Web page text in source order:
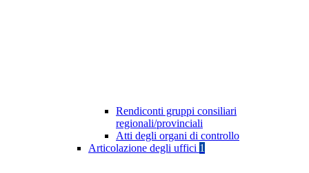
Rendiconti gruppi consiliari
regionali/provinciali
Atti degli organi di controllo
Articolazione degli uffici 1